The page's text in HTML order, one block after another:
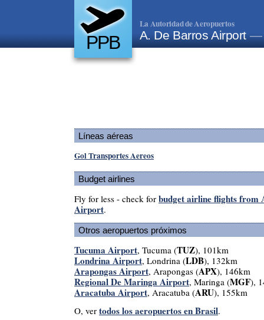
PPB
La Autoridad de Aeropuertos
A. De Barros Airport—
Líneas aéreas
Gol Transportes Aereos
Budget airlines
Fly for less - check for budget airline flights from
Airport.
Otros aeropuertos próximos
Tucuma Airport, Tucuma (TUZ), 101km
Londrina Airport, Londrina (LDB), 132km
Arapongas Airport, Arapongas (APX), 146km
Regional De Maringa Airport, Maringa (MGF),
Aracatuba Airport, Aracatuba (ARU), 155km
O, ver todos los aeropuertos en Brasil.